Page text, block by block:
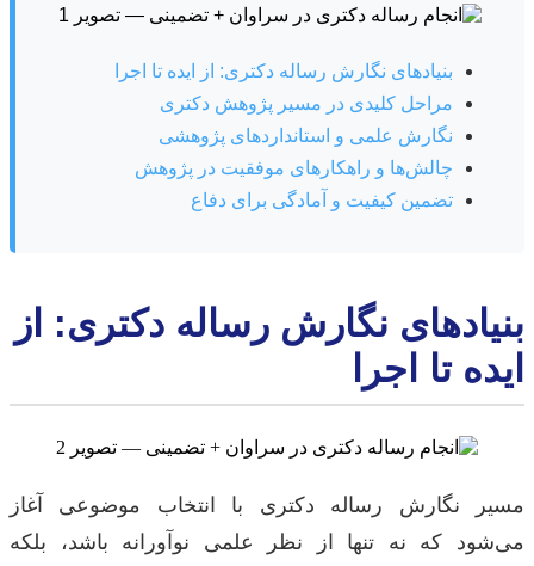
بنیادهای نگارش رساله دکتری: از ایده تا اجرا
مراحل کلیدی در مسیر پژوهش دکتری
نگارش علمی و استانداردهای پژوهشی
چالش‌ها و راهکارهای موفقیت در پژوهش
تضمین کیفیت و آمادگی برای دفاع
بنیادهای نگارش رساله دکتری: از
ایده تا اجرا
مسیر نگارش رساله دکتری با انتخاب موضوعی آغاز
می‌شود که نه تنها از نظر علمی نوآورانه باشد، بلکه